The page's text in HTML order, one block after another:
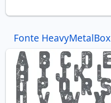
Fonte HeavyMetalBox